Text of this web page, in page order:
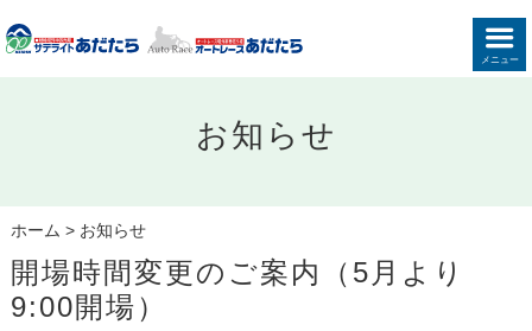
メニュー
お知らせ
ホーム > お知らせ
開場時間変更のご案内（5月より
9:00開場）